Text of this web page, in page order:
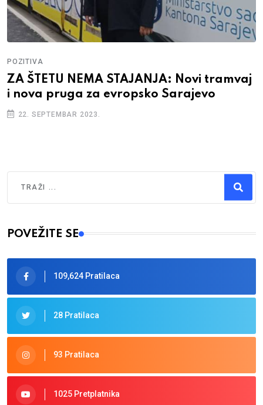
POZITIVA
ZA ŠTETU NEMA STAJANJA: Novi tramvaj
i nova pruga za evropsko Sarajevo
22. SEPTEMBAR 2023.
Type 2 or more characters for results.
POVEŽITE SE
109,624 Pratilaca
28 Pratilaca
93 Pratilaca
1025 Pretplatnika